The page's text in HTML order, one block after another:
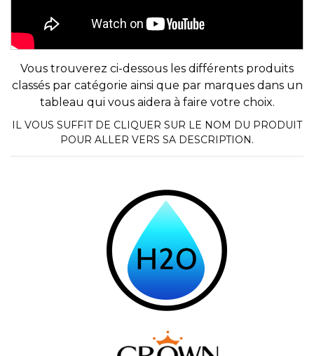
Vous trouverez ci-dessous les différents produits
classés par catégorie ainsi que par marques dans un
tableau qui vous aidera à faire votre choix.
IL VOUS SUFFIT DE CLIQUER SUR LE NOM DU PRODUIT
POUR ALLER VERS SA DESCRIPTION.